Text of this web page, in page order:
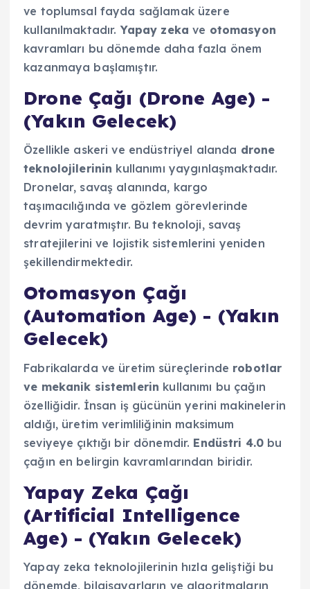
ve toplumsal fayda sağlamak üzere
kullanılmaktadır. Yapay zeka ve otomasyon
kavramları bu dönemde daha fazla önem
kazanmaya başlamıştır.
Drone Çağı (Drone Age) -
(Yakın Gelecek)
Özellikle askeri ve endüstriyel alanda drone
teknolojilerinin kullanımı yaygınlaşmaktadır.
Dronelar, savaş alanında, kargo
taşımacılığında ve gözlem görevlerinde
devrim yaratmıştır. Bu teknoloji, savaş
stratejilerini ve lojistik sistemlerini yeniden
şekillendirmektedir.
Otomasyon Çağı
(Automation Age) - (Yakın
Gelecek)
Fabrikalarda ve üretim süreçlerinde robotlar
ve mekanik sistemlerin kullanımı bu çağın
özelliğidir. İnsan iş gücünün yerini makinelerin
aldığı, üretim verimliliğinin maksimum
seviyeye çıktığı bir dönemdir. Endüstri 4.0 bu
çağın en belirgin kavramlarından biridir.
Yapay Zeka Çağı
(Artificial Intelligence
Age) - (Yakın Gelecek)
Yapay zeka teknolojilerinin hızla geliştiği bu
dönemde, bilgisayarların ve algoritmaların